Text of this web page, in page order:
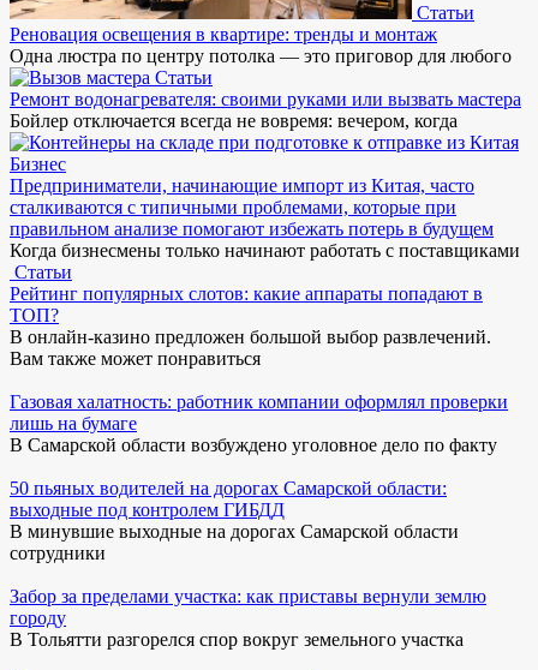
Статьи
Реновация освещения в квартире: тренды и монтаж
Одна люстра по центру потолка — это приговор для любого
Статьи
Ремонт водонагревателя: своими руками или вызвать мастера
Бойлер отключается всегда не вовремя: вечером, когда
Бизнес
Предприниматели, начинающие импорт из Китая, часто
сталкиваются с типичными проблемами, которые при
правильном анализе помогают избежать потерь в будущем
Когда бизнесмены только начинают работать с поставщиками
Статьи
Рейтинг популярных слотов: какие аппараты попадают в
ТОП?
В онлайн-казино предложен большой выбор развлечений.
Вам также может понравиться
Газовая халатность: работник компании оформлял проверки
лишь на бумаге
В Самарской области возбуждено уголовное дело по факту
50 пьяных водителей на дорогах Самарской области:
выходные под контролем ГИБДД
В минувшие выходные на дорогах Самарской области
сотрудники
Забор за пределами участка: как приставы вернули землю
городу
В Тольятти разгорелся спор вокруг земельного участка